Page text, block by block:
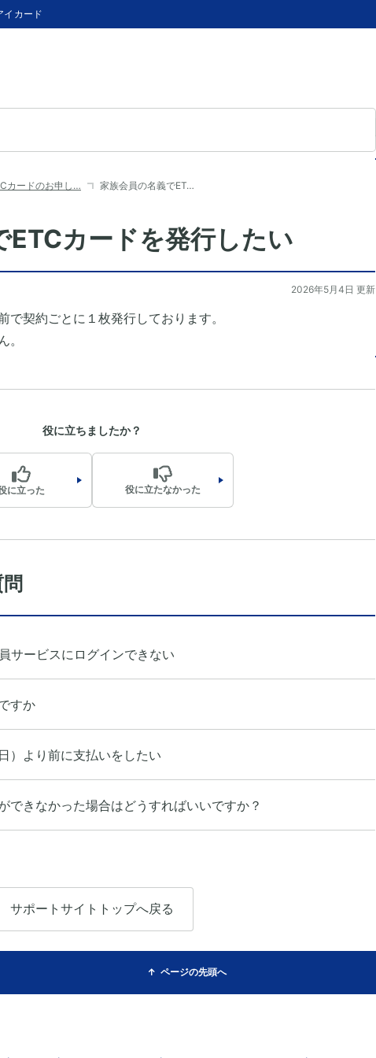
イカード
カードのお申し… 家族会員の名義でET…
ETCカードを発行したい
2026年5月4日 更新
契約ごとに１枚発行しております。
。
役に立ちましたか？
に立った 役に立たなかった
サービスにログインできない
すか
）より前に支払いをしたい
できなかった場合はどうすればいいですか？
サポートサイトトップへ戻る
ページの先頭へ